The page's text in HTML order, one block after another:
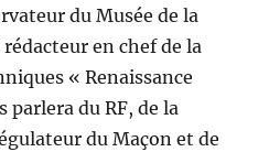
du Musée de la
en chef de la
« Renaissance
du RF, de la
du Maçon et de